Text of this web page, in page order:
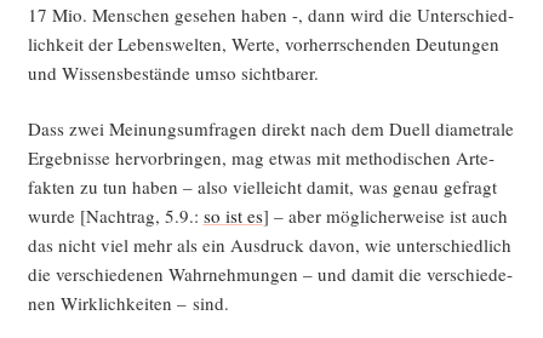
17 Mio. Men­schen gese­hen haben -, dann wird die Unter­schied­
lich­keit der Lebens­wel­ten, Wer­te, vor­herr­schen­den Deu­tun­gen
und Wis­sens­be­stän­de umso sichtbarer.
Dass zwei Mei­nungs­um­fra­gen direkt nach dem Duell dia­me­tra­le
Ergeb­nis­se her­vor­brin­gen, mag etwas mit metho­di­schen Arte­
fak­ten zu tun haben – also viel­leicht damit, was genau gefragt
wur­de [Nach­trag, 5.9.: so ist es] – aber mög­li­cher­wei­se ist auch
das nicht viel mehr als ein Aus­druck davon, wie unter­schied­lich
die ver­schie­de­nen Wahr­neh­mun­gen – und damit die ver­schie­de­
nen Wirk­lich­kei­ten – sind.